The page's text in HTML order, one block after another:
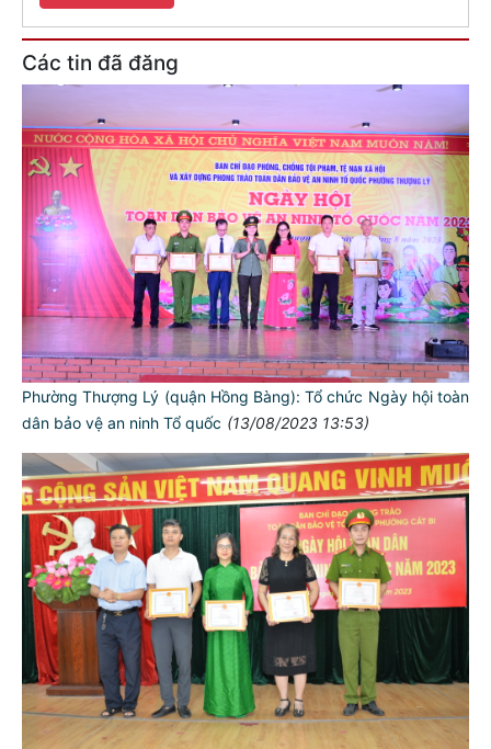
Các tin đã đăng
Phường Thượng Lý (quận Hồng Bàng): Tổ chức Ngày hội toàn
dân bảo vệ an ninh Tổ quốc (13/08/2023 13:53)